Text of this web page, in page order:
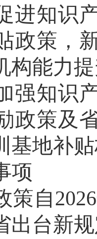
进知识
政策，
机构能
强知识
政策及
基地补
项
策自
出台新